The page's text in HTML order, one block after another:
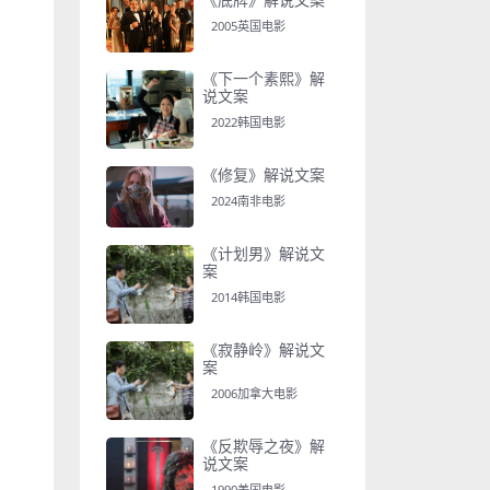
2005英国电影
《下一个素熙》解
说文案
2022韩国电影
《修复》解说文案
2024南非电影
《计划男》解说文
案
2014韩国电影
《寂静岭》解说文
案
2006加拿大电影
《反欺辱之夜》解
说文案